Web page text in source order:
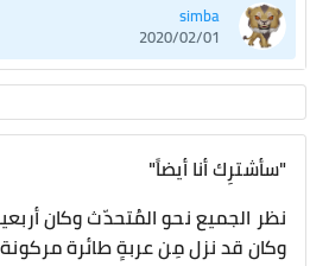
simba
2020/02/01
"سأشترِك أنا أيضاً"
نظر الجميع نحو المُتحدّث وكان
وكان قد نزل مِن عربةٍ طائرة مركونة